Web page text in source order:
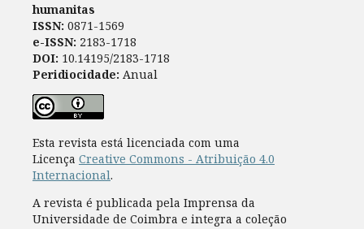
humanitas
ISSN: 0871-1569
e-ISSN: 2183-1718
DOI: 10.14195/2183-1718
Peridiocidade: Anual
Esta revista está licenciada com uma
Licença Creative Commons - Atribuição 4.0
Internacional.
A revista é publicada pela Imprensa da
Universidade de Coimbra e integra a coleção